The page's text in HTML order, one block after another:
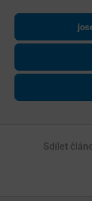
Sdílet